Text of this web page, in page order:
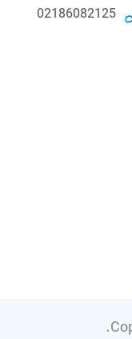
02186082125